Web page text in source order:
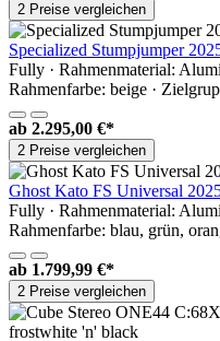
2 Preise vergleichen
Specialized Stumpjumper
Fully · Rahmenmaterial:
Rahmenfarbe: beige ·
ab 2.295,00 €*
2 Preise vergleichen
Ghost Kato FS Universal
Fully · Rahmenmaterial:
Rahmenfarbe: blau, grün,
ab 1.799,99 €*
2 Preise vergleichen